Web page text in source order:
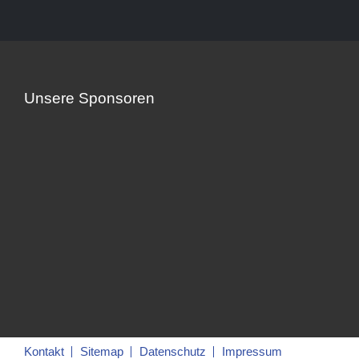
Unsere Sponsoren
Kontakt Sitemap Datenschutz Impressum